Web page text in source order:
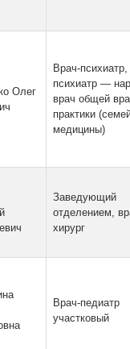
Олег
Врач-
психиатр —
врач общей
практики
медицины)
Заведующий
отделением,
хирург
Врач-педиатр
участковый